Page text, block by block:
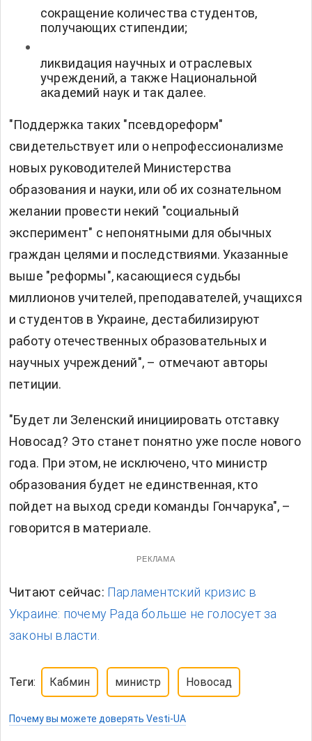
сокращение количества студентов,
получающих стипендии;
ликвидация научных и отраслевых
учреждений, а также Национальной
академий наук и так далее.
"Поддержка таких "псевдореформ"
свидетельствует или о непрофессионализме
новых руководителей Министерства
образования и науки, или об их сознательном
желании провести некий "социальный
эксперимент" с непонятными для обычных
граждан целями и последствиями. Указанные
выше "реформы", касающиеся судьбы
миллионов учителей, преподавателей, учащихся
и студентов в Украине, дестабилизируют
работу отечественных образовательных и
научных учреждений", – отмечают авторы
петиции.
"Будет ли Зеленский инициировать отставку
Новосад? Это станет понятно уже после нового
года. При этом, не исключено, что министр
образования будет не единственная, кто
пойдет на выход среди команды Гончарука", –
говорится в материале.
РЕКЛАМА
Читают сейчас: Парламентский кризис в
Украине: почему Рада больше не голосует за
законы власти.
Теги: Кабмин министр Новосад
Почему вы можете доверять Vesti-UA